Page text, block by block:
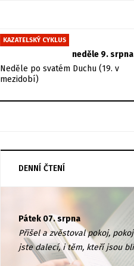
KAZATELSKÝ CYKLUS
neděle 9. srpna
Neděle po svatém Duchu (19. v
mezidobí)
DENNÍ ČTENÍ
Pátek 07. srpna
Přišel a zvěstoval pokoj,
jste dalecí, i těm, kteří jsou